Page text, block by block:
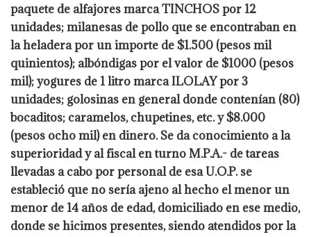
paquete de alfajores marca TINCHOS por 12
unidades; milanesas de pollo que se encontraban en
la heladera por un importe de $1.500 (pesos mil
quinientos); albóndigas por el valor de $1000 (pesos
mil); yogures de 1 litro marca ILOLAY por 3
unidades; golosinas en general donde contenían (80)
bocaditos; caramelos, chupetines, etc. y $8.000
(pesos ocho mil) en dinero. Se da conocimiento a la
superioridad y al fiscal en turno M.P.A.- de tareas
llevadas a cabo por personal de esa U.O.P. se
estableció que no sería ajeno al hecho el menor un
menor de 14 años de edad, domiciliado en ese medio,
donde se hicimos presentes, siendo atendidos por la